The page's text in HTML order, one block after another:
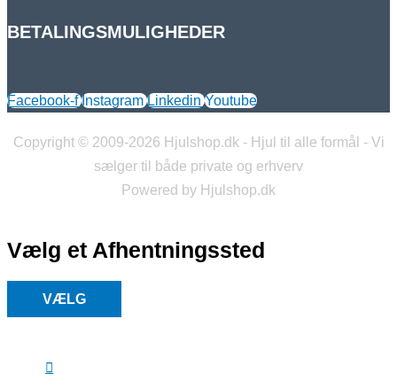
BETALINGSMULIGHEDER
Facebook-f Instagram Linkedin Youtube
Copyright © 2009-2026 Hjulshop.dk - Hjul til alle formål - Vi
sælger til både private og erhverv
Powered by Hjulshop.dk
Vælg et Afhentningssted
VÆLG